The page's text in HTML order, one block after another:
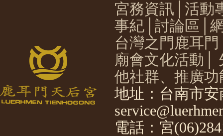
宮務資訊
活動
事紀
討論區
台灣之門鹿耳門
廟會文化活動
他社群、推廣功
地址：台南市
電話：宮